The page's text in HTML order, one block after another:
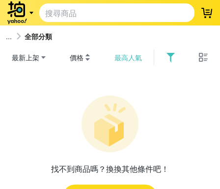
登
全部分類
最新上架 價格 最高人氣
找不到商品嗎？換換其他條件吧！